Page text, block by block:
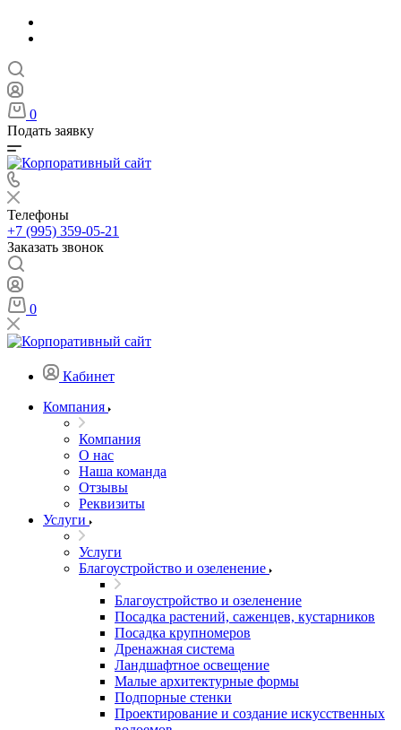
0
Подать заявку
Телефоны
+7 (995) 359-05-21
Заказать звонок
0
Кабинет
Компания
Компания
О нас
Наша команда
Отзывы
Реквизиты
Услуги
Услуги
Благоустройство и озеленение
Благоустройство и озеленение
Посадка растений, саженцев, кустарников
Посадка крупномеров
Дренажная система
Ландшафтное освещение
Малые архитектурные формы
Подпорные стенки
Проектирование и создание искусственных